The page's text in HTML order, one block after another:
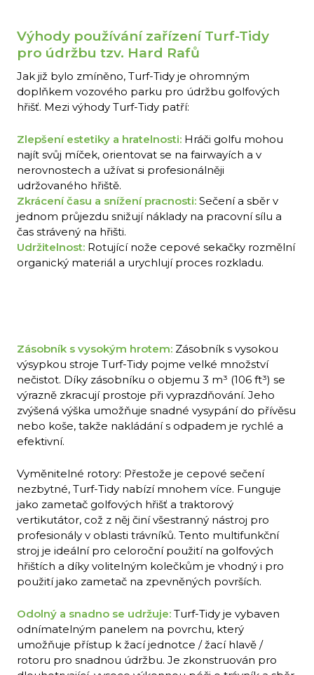
Výhody používání zařízení Turf-Tidy
pro údržbu tzv. Hard Rafů
Jak již bylo zmíněno, Turf-Tidy je ohromným
doplňkem vozového parku pro údržbu golfových
hřišť. Mezi výhody Turf-Tidy patří:
Zlepšení estetiky a hratelnosti: Hráči golfu mohou
najít svůj míček, orientovat se na fairwayích a v
nerovnostech a užívat si profesionálněji
udržovaného hřiště.
Zkrácení času a snížení pracnosti: Sečení a sběr v
jednom průjezdu snižují náklady na pracovní sílu a
čas strávený na hřišti.
Udržitelnost: Rotující nože cepové sekačky rozmělní
organický materiál a urychlují proces rozkladu.
Zásobník s vysokým hrotem: Zásobník s vysokou
výsypkou stroje Turf-Tidy pojme velké množství
nečistot. Díky zásobníku o objemu 3 m³ (106 ft³) se
výrazně zkracují prostoje při vyprazdňování. Jeho
zvýšená výška umožňuje snadné vysypání do přívěsu
nebo koše, takže nakládání s odpadem je rychlé a
efektivní.
Vyměnitelné rotory: Přestože je cepové sečení
nezbytné, Turf-Tidy nabízí mnohem více. Funguje
jako zametač golfových hřišť a traktorový
vertikutátor, což z něj činí všestranný nástroj pro
profesionály v oblasti trávníků. Tento multifunkční
stroj je ideální pro celoroční použití na golfových
hřištích a díky volitelným kolečkům je vhodný i pro
použití jako zametač na zpevněných površích.
Odolný a snadno se udržuje: Turf-Tidy je vybaven
odnímatelným panelem na povrchu, který
umožňuje přístup k žací jednotce / žací hlavě /
rotoru pro snadnou údržbu. Je zkonstruován pro